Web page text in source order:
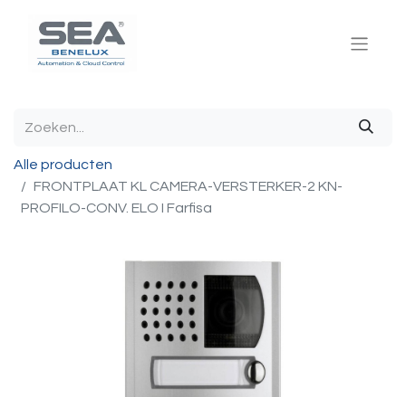
Alle producten
FRONTPLAAT KL CAMERA-VERSTERKER-2 KN-
PROFILO-CONV. ELO I Farfisa